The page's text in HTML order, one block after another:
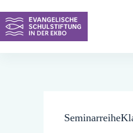
Inhalt
springen
Seminarreihe